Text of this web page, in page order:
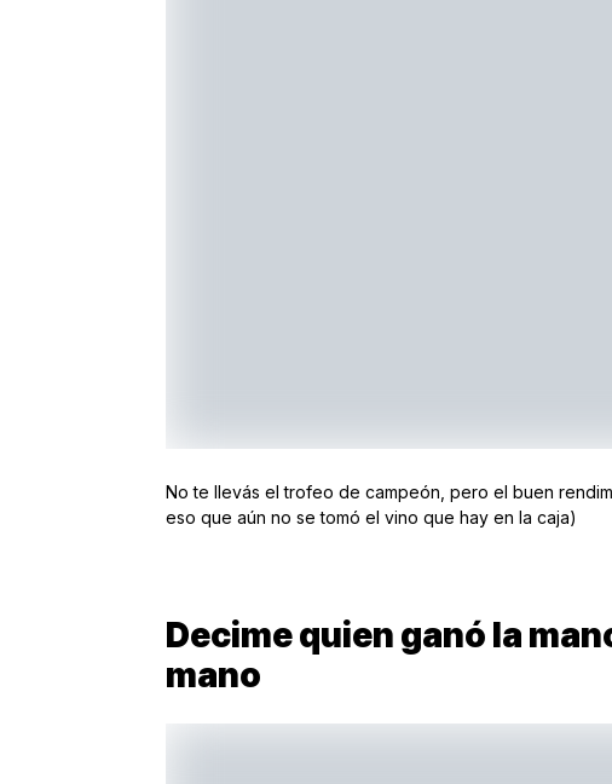
No te llevás el trofeo de campeón, pero el buen
eso que aún no se tomó el vino que hay en la caja)
Decime quien ganó la
mano